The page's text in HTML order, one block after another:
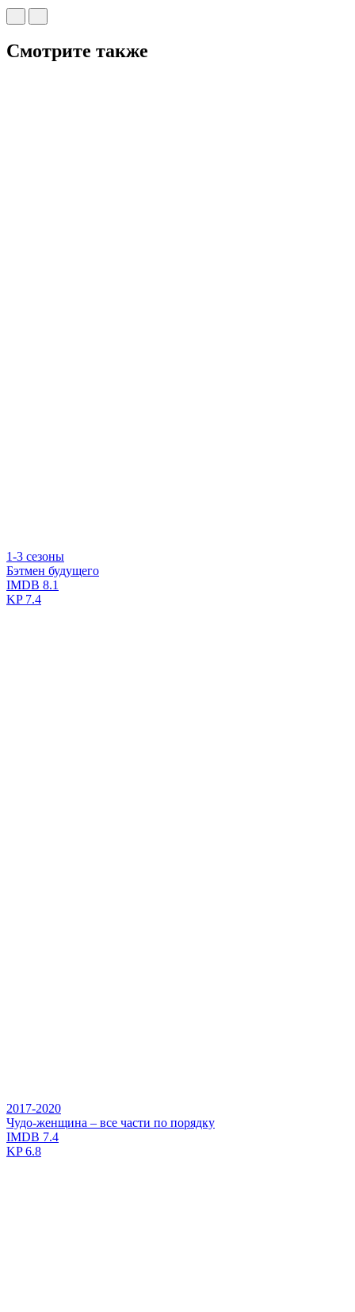
Смотрите также
1-3 сезоны
Бэтмен будущего
IMDB 8.1
KP7.4
2017-2020
Чудо-женщина – все части по порядку
IMDB 7.4
KP6.8